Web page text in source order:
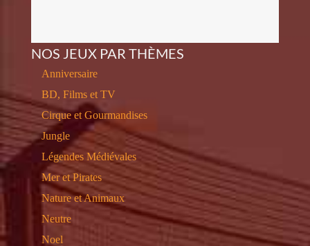
NOS JEUX PAR THÈMES
Anniversaire
BD, Films et TV
Cirque et Gourmandises
Jungle
Légendes Médiévales
Mer et Pirates
Nature et Animaux
Neutre
Noel